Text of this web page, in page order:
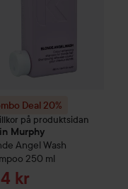
Deal 20%
på produktsidan
Murphy
Angel Wash
250 ml
kr